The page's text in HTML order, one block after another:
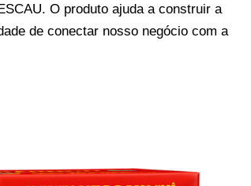
O produto ajuda a construir a
de conectar nosso negócio com a